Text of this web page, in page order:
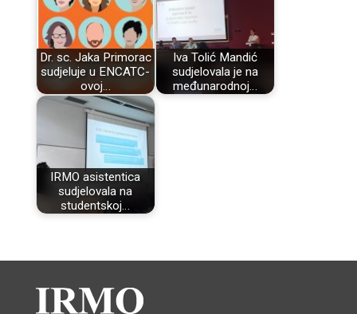
Dr. sc. Jaka Primorac
sudjeluje u ENCATC-
ovoj…
Iva Tolić Mandić
sudjelovala je na
međunarodnoj…
IRMO asistentica
sudjelovala na
studentskoj…